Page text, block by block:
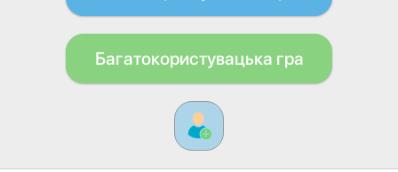
Багатокористувацька гра